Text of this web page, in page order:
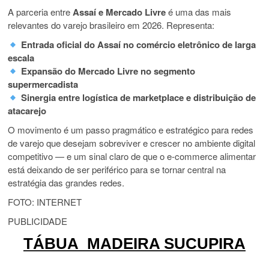
A parceria entre Assaí e Mercado Livreé uma das mais
relevantes do varejo brasileiro em 2026. Representa:
Entrada oficial do Assaí no comércio eletrônico de larga
escala
Expansão do Mercado Livre no segmento
supermercadista
Sinergia entre logística de marketplace e distribuição de
atacarejo
O movimento é um passo pragmático e estratégico para redes
de varejo que desejam sobreviver e crescer no ambiente digital
competitivo — e um sinal claro de que o e-commerce alimentar
está deixando de ser periférico para se tornar central na
estratégia das grandes redes.
FOTO: INTERNET
PUBLICIDADE
TÁBUA MADEIRA SUCUPIRA